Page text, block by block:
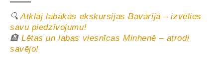
🔍Atklāj labākās ekskursijas Bavārijā – izvēlies
savu piedzīvojumu!
🏨Lētas un labas viesnīcas Minhenē – atrodi
savējo!